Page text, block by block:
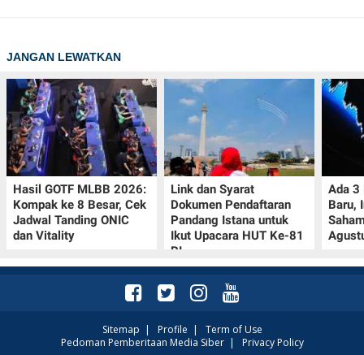
JANGAN LEWATKAN
Hasil GOTF MLBB 2026:
Kompak ke 8 Besar, Cek
Jadwal Tanding ONIC
dan Vitality
Link dan Syarat
Dokumen Pendaftaran
Pandang Istana untuk
Ikut Upacara HUT Ke-81
RI
Ada 3
Baru,
Sitemap | Profile | Term of Use
Pedoman Pemberitaan Media Siber| Privacy Policy